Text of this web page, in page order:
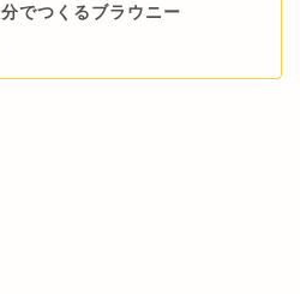
分でつくるブラウニー